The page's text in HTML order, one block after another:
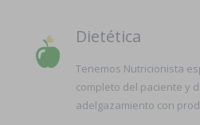
Dietética
Tenemos Nutricionista
completo del paciente y
adelgazamiento con